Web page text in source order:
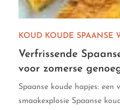
KOUD KOUDE SPAANSE
Verfrissende
voor zomerse
Spaanse koude hapjes: een
smaakexplosie Spaanse